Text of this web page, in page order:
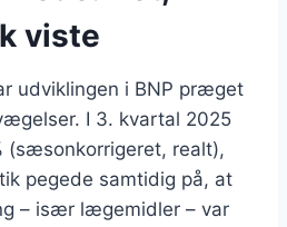
viste
udviklingen i BNP præget
I 3. kvartal 2025
(sæsonkorrigeret, realt),
pegede samtidig på, at
– især lægemidler – var